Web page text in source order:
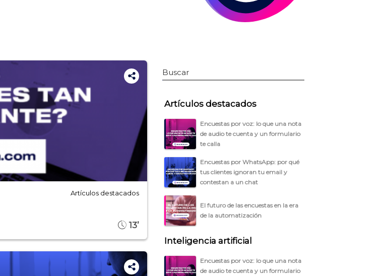
Buscar
Artículos destacados
13’
Artículos destacados
Encuestas por voz: lo que una nota
de audio te cuenta y un formulario
te calla
Encuestas por WhatsApp: por qué
tus clientes ignoran tu email y
contestan a un chat
El futuro de las encuestas en la era
de la automatización
Inteligencia artificial
Encuestas por voz: lo que una nota
de audio te cuenta y un formulario